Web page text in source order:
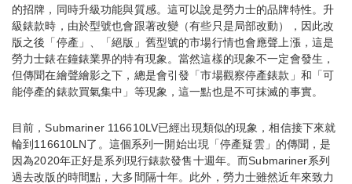
的招牌，同時升級功能與質感。這可以說是勞力士的品牌特性。升
級錶款時，由於型號也會跟著改變（有些只是局部改動），因此改
版之後「停產」、「絕版」舊型號的市場行情也會應聲上漲，這是
勞力士錶在鐘錶業界的特有現象。當然這樣的現象不一定會發生，
但傳聞在繪聲繪影之下，總是會引發「市場觀察停產錶款」和「可
能停產的錶款買氣集中」等現象，這一點也是不可抹滅的事實。
目前，Submariner 116610LV已經出現類似的現象，相信接下來就
輪到116610LN了。這個系列一開始出現「停產疑雲」的傳聞，是
因為2020年正好是系列現行錶款發售十週年。而Submariner系列
過去改版的時間點，大多間隔十年。此外，勞力士雖然近年來致力